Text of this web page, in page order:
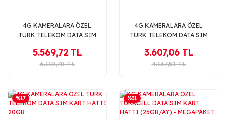
4G KAMERALARA ÖZEL
TURK TELEKOM DATA SIM
5.569,72 TL
6.110,78 TL
4G KAMERALARA ÖZEL
TURK TELEKOM DATA SIM
3.607,06 TL
4.137,51 TL
%17 %31